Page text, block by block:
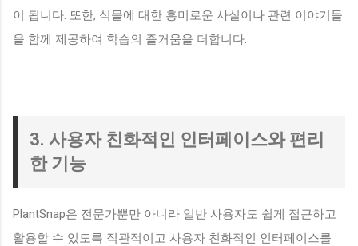
이 됩니다. 또한, 식물에 대한 흥미로운 사실이나 관련 이야기들
을 함께 제공하여 학습의 즐거움을 더합니다.
3. 사용자 친화적인 인터페이스와 편리
한 기능
PlantSnap은 전문가뿐만 아니라 일반 사용자도 쉽게 접근하고
활용할 수 있도록 직관적이고 사용자 친화적인 인터페이스를